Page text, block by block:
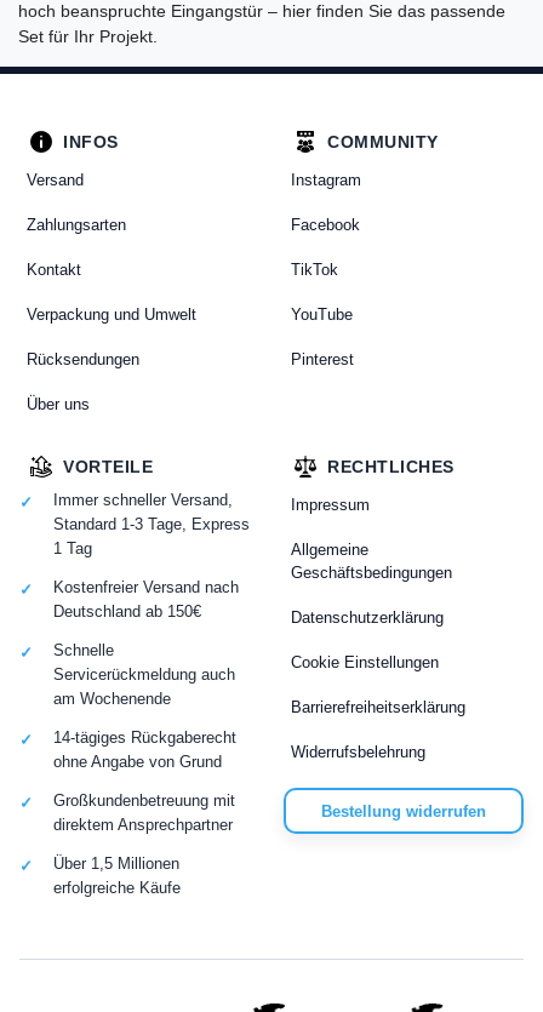
hoch beanspruchte Eingangstür – hier finden Sie das passende
Set für Ihr Projekt.
INFOS
Versand
Zahlungsarten
Kontakt
Verpackung und Umwelt
Rücksendungen
Über uns
COMMUNITY
Instagram
Facebook
TikTok
YouTube
Pinterest
RECHTLICHES
Impressum
Allgemeine
Geschäftsbedingungen
Datenschutzerklärung
Cookie Einstellungen
Barrierefreiheitserklärung
Widerrufsbelehrung
Bestellung widerrufen
VORTEILE
Immer schneller Versand,
Standard 1-3 Tage, Express
1 Tag
Kostenfreier Versand nach
Deutschland ab 150€
Schnelle
Servicerückmeldung auch
am Wochenende
14-tägiges Rückgaberecht
ohne Angabe von Grund
Großkundenbetreuung mit
direktem Ansprechpartner
Über 1,5 Millionen
erfolgreiche Käufe